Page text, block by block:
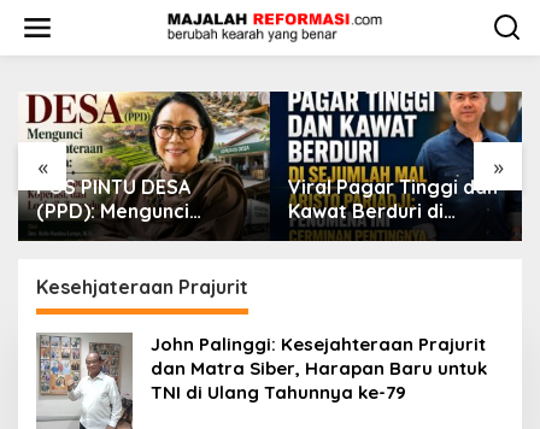
w
« »
Viral Pagar Tinggi dan
Kawat Berduri di
Sejumlah Mal, Aristo
Cerminan Pentingnya
Membangun
Kepercayaan Sosial
​Krisis Meritokrasi dan
Alarm Kepuasan Publik
Kesehjateraan Prajurit
John Palinggi: Kesejahteraan Prajurit
dan Matra Siber, Harapan Baru untuk
TNI di Ulang Tahunnya ke-79